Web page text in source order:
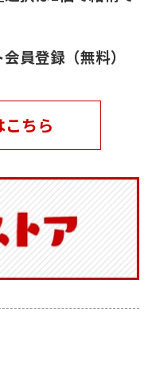
員登録（無料）
ちら